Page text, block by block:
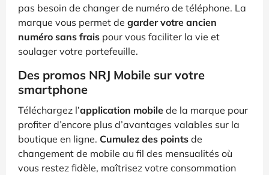
pas besoin de changer de numéro de téléphone. La
marque vous permet de garder votre ancien
numéro sans frais pour vous faciliter la vie et
soulager votre portefeuille.
Des promos NRJ Mobile sur votre
smartphone
Téléchargez l’application mobile de la marque pour
profiter d’encore plus d’avantages valables sur la
boutique en ligne. Cumulez des points de
changement de mobile au fil des mensualités où
vous restez fidèle, maîtrisez votre consommation